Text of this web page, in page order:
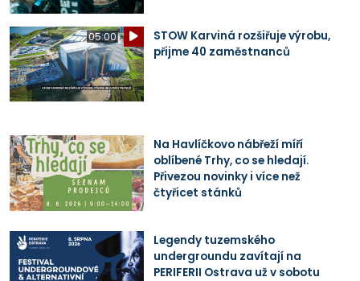
05:00
STOW Karviná rozšiřuje výrobu,
přijme 40 zaměstnanců
Na Havlíčkovo nábřeží míří
oblíbené Trhy, co se hledají.
Přivezou novinky i více než
čtyřicet stánků
Legendy tuzemského
undergroundu zavítají na
PERIFERII Ostrava už v sobotu